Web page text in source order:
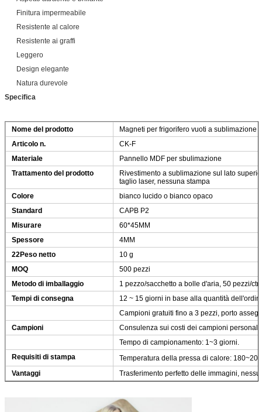
Finitura impermeabile
Resistente al calore
Resistente ai graffi
Leggero
Design elegante
Natura durevole
Specifica
Nome del prodotto
Magneti per frigorifero vuoti a sublimazione
Articolo n.
CK-F
Materiale
Pannello MDF per sbulimazione
Trattamento del prodotto
Rivestimento a sublimazione sul lato
taglio laser, nessuna stampa
Colore
bianco lucido o bianco opaco
Standard
CAPB P2
Misurare
60*45MM
Spessore
4MM
22Peso netto
10 g
MOQ
500 pezzi
Metodo di imballaggio
1 pezzo/sacchetto a bolle d'aria, 50 pezzi/ctn
Tempi di consegna
12 ~ 15 giorni in base alla quantità
Campioni gratuiti fino a 3 pezzi, porto
Campioni
Consulenza sui costi dei campioni
Tempo di campionamento: 1~3 giorni.
Requisiti di stampa
Temperatura della pressa di calore:
Vantaggi
Trasferimento perfetto delle immagini,